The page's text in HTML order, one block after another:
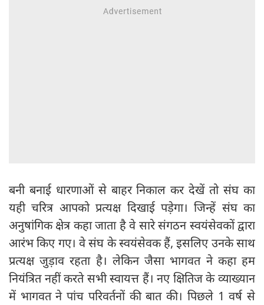
बनी बनाई धारणाओं से बाहर निकाल कर देखें तो संघ का
यही चरित्र आपको प्रत्यक्ष दिखाई पड़ेगा। जिन्हें संघ का
अनुषांगिक क्षेत्र कहा जाता है वे सारे संगठन स्वयंसेवकों द्वारा
आरंभ किए गए। वे संघ के स्वयंसेवक हैं, इसलिए उनके साथ
प्रत्यक्ष जुड़ाव रहता है। लेकिन जैसा भागवत ने कहा हम
नियंत्रित नहीं करते सभी स्वायत्त हैं। नए क्षितिज के व्याख्यान
में भागवत ने पांच परिवर्तनों की बात की। पिछले 1 वर्ष से